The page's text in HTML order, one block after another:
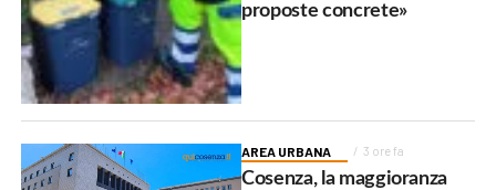
proposte concrete»
AREA URBANA 3 ore fa
Cosenza, la maggioranza